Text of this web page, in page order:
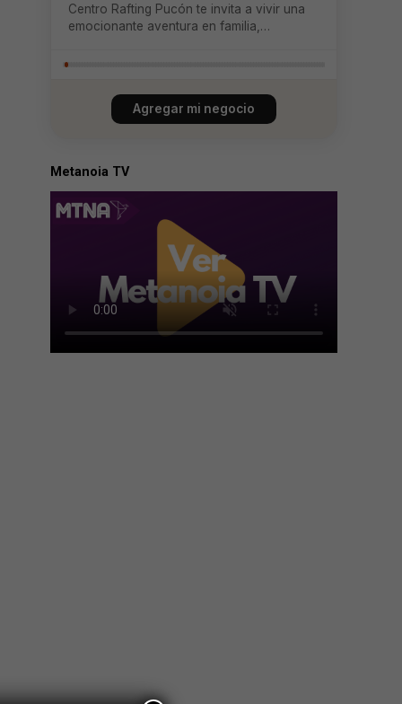
En Chucao Kayak ofrecemos aventuras
inclusivas en plena naturaleza, con viajes
Nuestras actividades se realizan durante
todo el año...Agregar mi negocio
Metanoia TV